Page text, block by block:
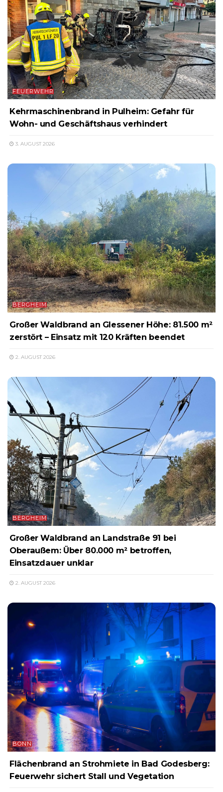
FEUERWEHR
Kehrmaschinenbrand in Pulheim: Gefahr für
Wohn- und Geschäftshaus verhindert
3. AUGUST 2026
BERGHEIM
Großer Waldbrand an Glessener Höhe: 81.500 m²
zerstört – Einsatz mit 120 Kräften beendet
2. AUGUST 2026
BERGHEIM
Großer Waldbrand an Landstraße 91 bei
Oberaußem: Über 80.000 m² betroffen,
Einsatzdauer unklar
2. AUGUST 2026
BONN
Flächenbrand an Strohmiete in Bad Godesberg:
Feuerwehr sichert Stall und Vegetation